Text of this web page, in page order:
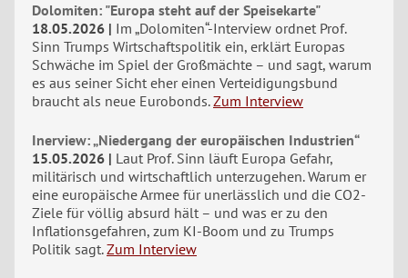
Dolomiten: "Europa steht auf der Speisekarte"
18.05.2026
Im „Dolomiten“-Interview ordnet Prof.
Sinn Trumps Wirtschaftspolitik ein, erklärt Europas
Schwäche im Spiel der Großmächte – und sagt, warum
es aus seiner Sicht eher einen Verteidigungsbund
braucht als neue Eurobonds. Zum Interview
Inerview: „Niedergang der europäischen Industrien“
15.05.2026
Laut Prof. Sinn läuft Europa Gefahr,
militärisch und wirtschaftlich unterzugehen. Warum er
eine europäische Armee für unerlässlich und die CO2-
Ziele für völlig absurd hält – und was er zu den
Inflationsgefahren, zum KI-Boom und zu Trumps
Politik sagt. Zum Interview